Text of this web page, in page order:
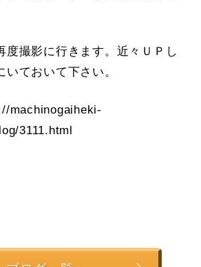
度撮影に行きます。近々ＵＰし
いておいて下さい。
machinogaiheki-
3111.html